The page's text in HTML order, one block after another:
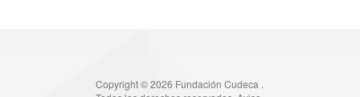
Copyright © 2026 Fundación Cudeca .